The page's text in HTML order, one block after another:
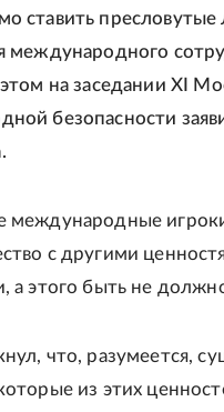
ставить
международного
на заседании XI
безопасности
международные
с другими
а этого быть не
что, разумеется,
из этих